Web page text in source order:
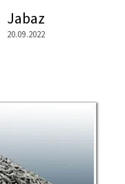
Jabaz
20.09.2022